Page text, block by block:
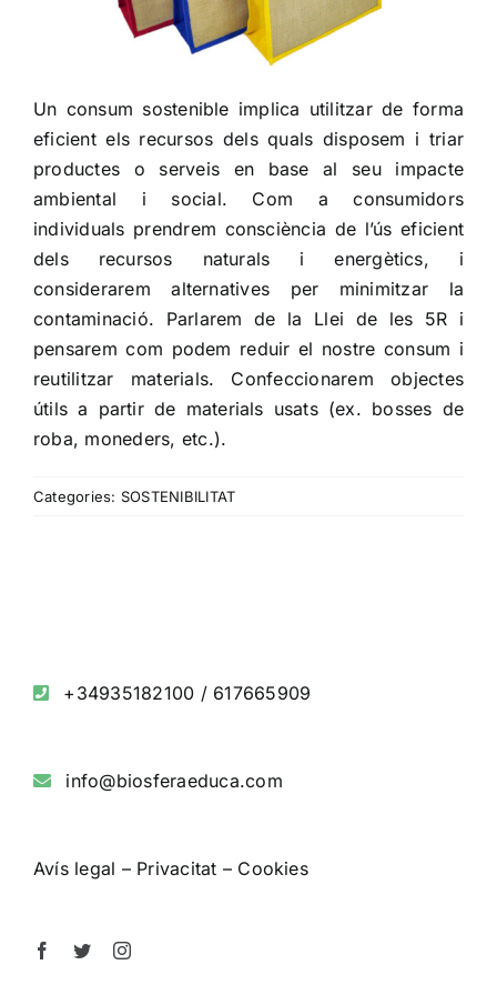
Un consum sostenible implica utilitzar de forma
eficient els recursos dels quals disposem i triar
productes o serveis en base al seu impacte
ambiental i social. Com a consumidors
individuals prendrem consciència de l’ús eficient
dels recursos naturals i energètics, i
considerarem alternatives per minimitzar la
contaminació. Parlarem de la Llei de les 5R i
pensarem com podem reduir el nostre consum i
reutilitzar materials. Confeccionarem objectes
útils a partir de materials usats (ex. bosses de
roba, moneders, etc.).
Categories: SOSTENIBILITAT
+34935182100 / 617665909
info@biosferaeduca.com
Avís legal – Privacitat – Cookies